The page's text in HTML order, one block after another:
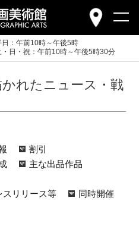
日：午前10時～午後5時
・日・祝：午前10時～午後5時30分
れたニュース・戦
割引
主な出品作品
スリリース等
同時開催